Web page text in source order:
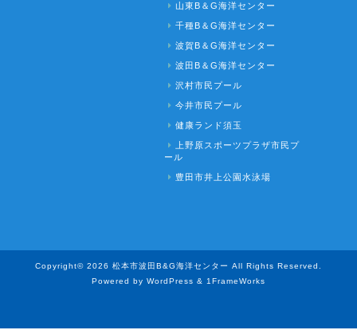
山東B＆G海洋センター
千種B＆G海洋センター
波賀B＆G海洋センター
波田B＆G海洋センター
沢村市民プール
今井市民プール
健康ランド須玉
上野原スポーツプラザ市民プ
ール
豊田市井上公園水泳場
Copyright© 2026 松本市波田B&G海洋センター All Rights Reserved.
Powered by WordPress & 1FrameWorks